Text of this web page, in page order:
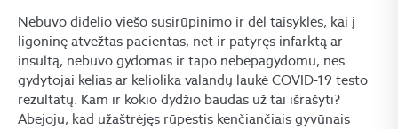
Nebuvo didelio viešo susirūpinimo ir dėl taisyklės, kai į
ligoninę atvežtas pacientas, net ir patyręs infarktą ar
insultą, nebuvo gydomas ir tapo nebepagydomu, nes
gydytojai kelias ar keliolika valandų laukė COVID-19 testo
rezultatų. Kam ir kokio dydžio baudas už tai išrašyti?
Abejoju, kad užaštrėjęs rūpestis kenčiančiais gyvūnais